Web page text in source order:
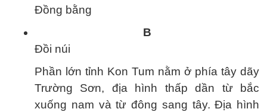
Đồng bằng
B
Đồi núi
Phần lớn tỉnh Kon Tum nằm ở phía tây dãy
Trường Sơn, địa hình thấp dần từ bắc
xuống nam và từ đông sang tây. Địa hình